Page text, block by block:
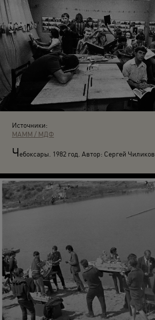
Источники:
МАММ / МДФ
Чебоксары. 1982 год. Автор: Сергей Чиликов.